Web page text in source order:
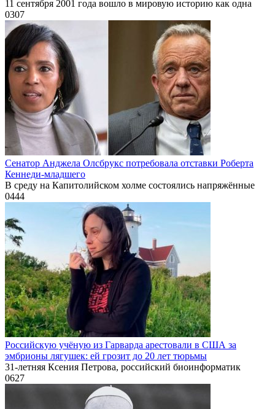
11 сентября 2001 года вошло в мировую историю как одна
0307
Сенатор Анджела Олсбрукс потребовала отставки Роберта
Кеннеди-младшего
В среду на Капитолийском холме состоялись напряжённые
0444
Российскую учёную из Гарварда арестовали в США за
эмбрионы лягушек: ей грозит до 20 лет тюрьмы
31-летняя Ксения Петрова, российский биоинформатик
0627